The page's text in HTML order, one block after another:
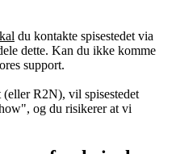
du kontakte spisestedet via
dette. Kan du ikke komme
support.
R2N), vil spisestedet
og du risikerer at vi